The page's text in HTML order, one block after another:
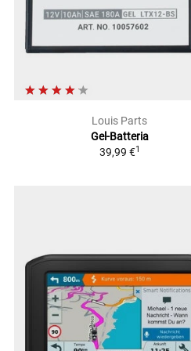
Louis Parts
Gel-Batteria
39,99 €1